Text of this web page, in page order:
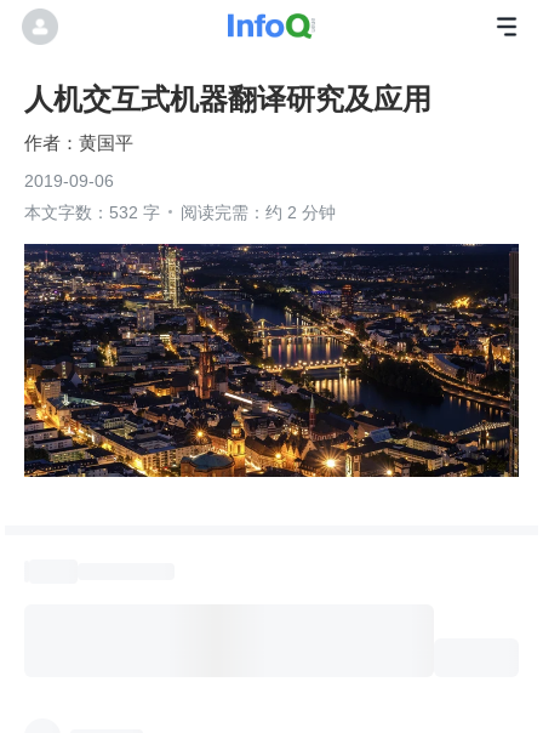
人机交互式机器翻译研究及应用
黄国平
2019-09-06
本文字数：532 字
阅读完需：约 2 分钟